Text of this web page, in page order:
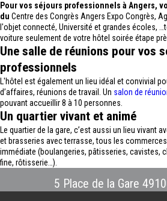
Pour vos séjours professionnels à Angers,
du Centre des Congrès Angers Expo Congrès,
l'objet connecté, Université et grandes écoles,
voiture seulement de votre hôtel soirée étape
Une salle de réunions pour vos
professionnels
L'hôtel est également un lieu idéal et convivial
d’affaires, réunions de travail. Un salon de
pouvant accueillir 8 à 10 personnes.
Un quartier vivant et animé
Le quartier de la gare, c’est aussi un lieu vivant
et brasseries avec terrasse, tous les
immédiate (boulangeries, pâtisseries, cavistes,
fine, rôtisserie…).
5 Place de la Gare